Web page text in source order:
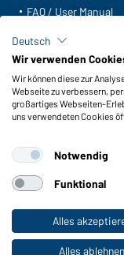
Zum
FAQ / User Manual
Meldeportal nach
Funktionen & Pflege
Pflegehinweise
Farben
Die ideale
entdecken!
Deutsch
Wir verwenden
Wir können diese zur
Webseite zu verbessern,
großartiges Webseiten-
uns verwendeten Cookies
Notwendig
Funktional
Alles
Alles ablehnen